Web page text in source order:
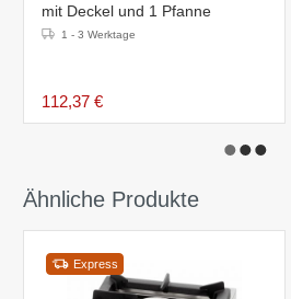
mit Deckel und 1 Pfanne
1 - 3 Werktage
112,37 €
Ähnliche Produkte
Express